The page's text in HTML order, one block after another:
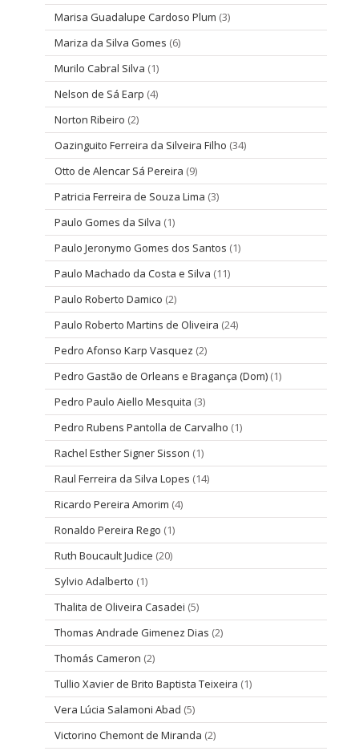
Marisa Guadalupe Cardoso Plum (3)
Mariza da Silva Gomes (6)
Murilo Cabral Silva (1)
Nelson de Sá Earp (4)
Norton Ribeiro (2)
Oazinguito Ferreira da Silveira Filho (34)
Otto de Alencar Sá Pereira (9)
Patricia Ferreira de Souza Lima (3)
Paulo Gomes da Silva (1)
Paulo Jeronymo Gomes dos Santos (1)
Paulo Machado da Costa e Silva (11)
Paulo Roberto Damico (2)
Paulo Roberto Martins de Oliveira (24)
Pedro Afonso Karp Vasquez (2)
Pedro Gastão de Orleans e Bragança (Dom) (1)
Pedro Paulo Aiello Mesquita (3)
Pedro Rubens Pantolla de Carvalho (1)
Rachel Esther Signer Sisson (1)
Raul Ferreira da Silva Lopes (14)
Ricardo Pereira Amorim (4)
Ronaldo Pereira Rego (1)
Ruth Boucault Judice (20)
Sylvio Adalberto (1)
Thalita de Oliveira Casadei (5)
Thomas Andrade Gimenez Dias (2)
Thomás Cameron (2)
Tullio Xavier de Brito Baptista Teixeira (1)
Vera Lúcia Salamoni Abad (5)
Victorino Chemont de Miranda (2)